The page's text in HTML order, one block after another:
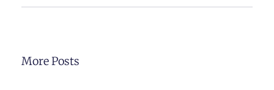
More Posts